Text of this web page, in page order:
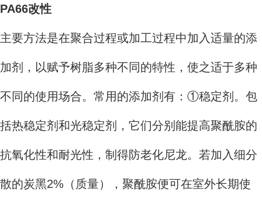
PA66改性
主要方法是在聚合过程或加工过程中加入适量的添
加剂，以赋予树脂多种不同的特性，使之适于多种
不同的使用场合。常用的添加剂有：①稳定剂。包
括热稳定剂和光稳定剂，它们分别能提高聚酰胺的
抗氧化性和耐光性，制得防老化尼龙。若加入细分
散的炭黑2%（质量），聚酰胺便可在室外长期使